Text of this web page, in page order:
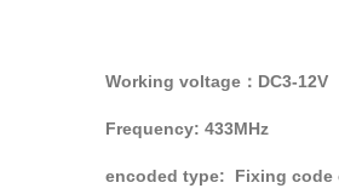
Working voltage：DC3-12V
Frequency: 433MHz
encoded type: Fixing code